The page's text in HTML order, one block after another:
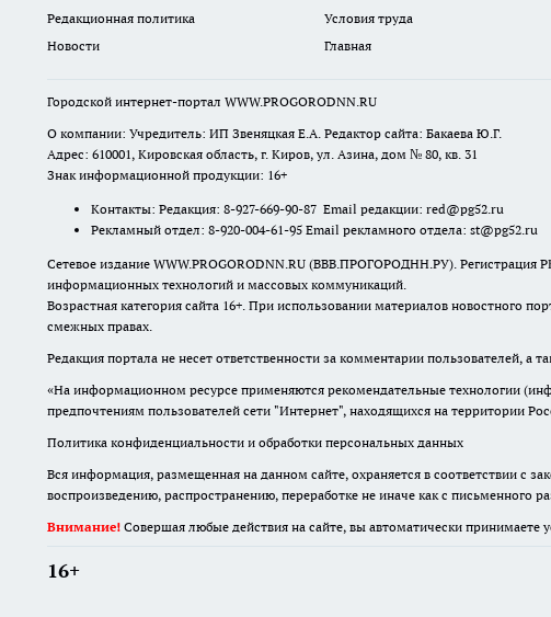
Редакционная политика
Условия труда
Новости
Главная
Городской интернет-портал WWW.PROGORODNN.RU
О компании: Учредитель: ИП Звеняцкая Е.А. Редактор сайта: Бакаева Ю.Г.
Адрес: 610001, Кировская область, г. Киров, ул. Азина, дом № 80, кв. 31
Знак информационной продукции: 16+
Контакты: Редакция: 8-927-669-90-87 Email редакции: red@pg52.ru
Рекламный отдел: 8-920-004-61-95 Email рекламного отдела: st@pg52.ru
Сетевое издание WWW.PROGORODNN.RU (ВВВ.ПРОГОРОДНН.РУ). Регистрация
информационных технологий и массовых коммуникаций.
Возрастная категория сайта 16+. При использовании материалов новостного
смежных правах.
Редакция портала не несет ответственности за комментарии пользователей, а
«На информационном ресурсе применяются рекомендательные технологии
предпочтениям пользователей сети "Интернет", находящихся на территории
Политика конфиденциальности и обработки персональных данных
Вся информация, размещенная на данном сайте, охраняется в соответствии с
воспроизведению, распространению, переработке не иначе как с письменного
Внимание! Совершая любые действия на сайте, вы автоматически принимаете
16+